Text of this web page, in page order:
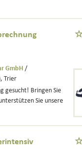
GmbH /
Trier
gesucht! Bringen Sie
Sie unsere